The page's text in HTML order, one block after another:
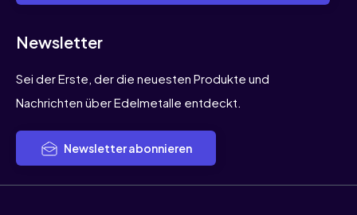
Newsletter
Sei der Erste, der die neuesten Produkte und
Nachrichten über Edelmetalle entdeckt.
Newsletter abonnieren